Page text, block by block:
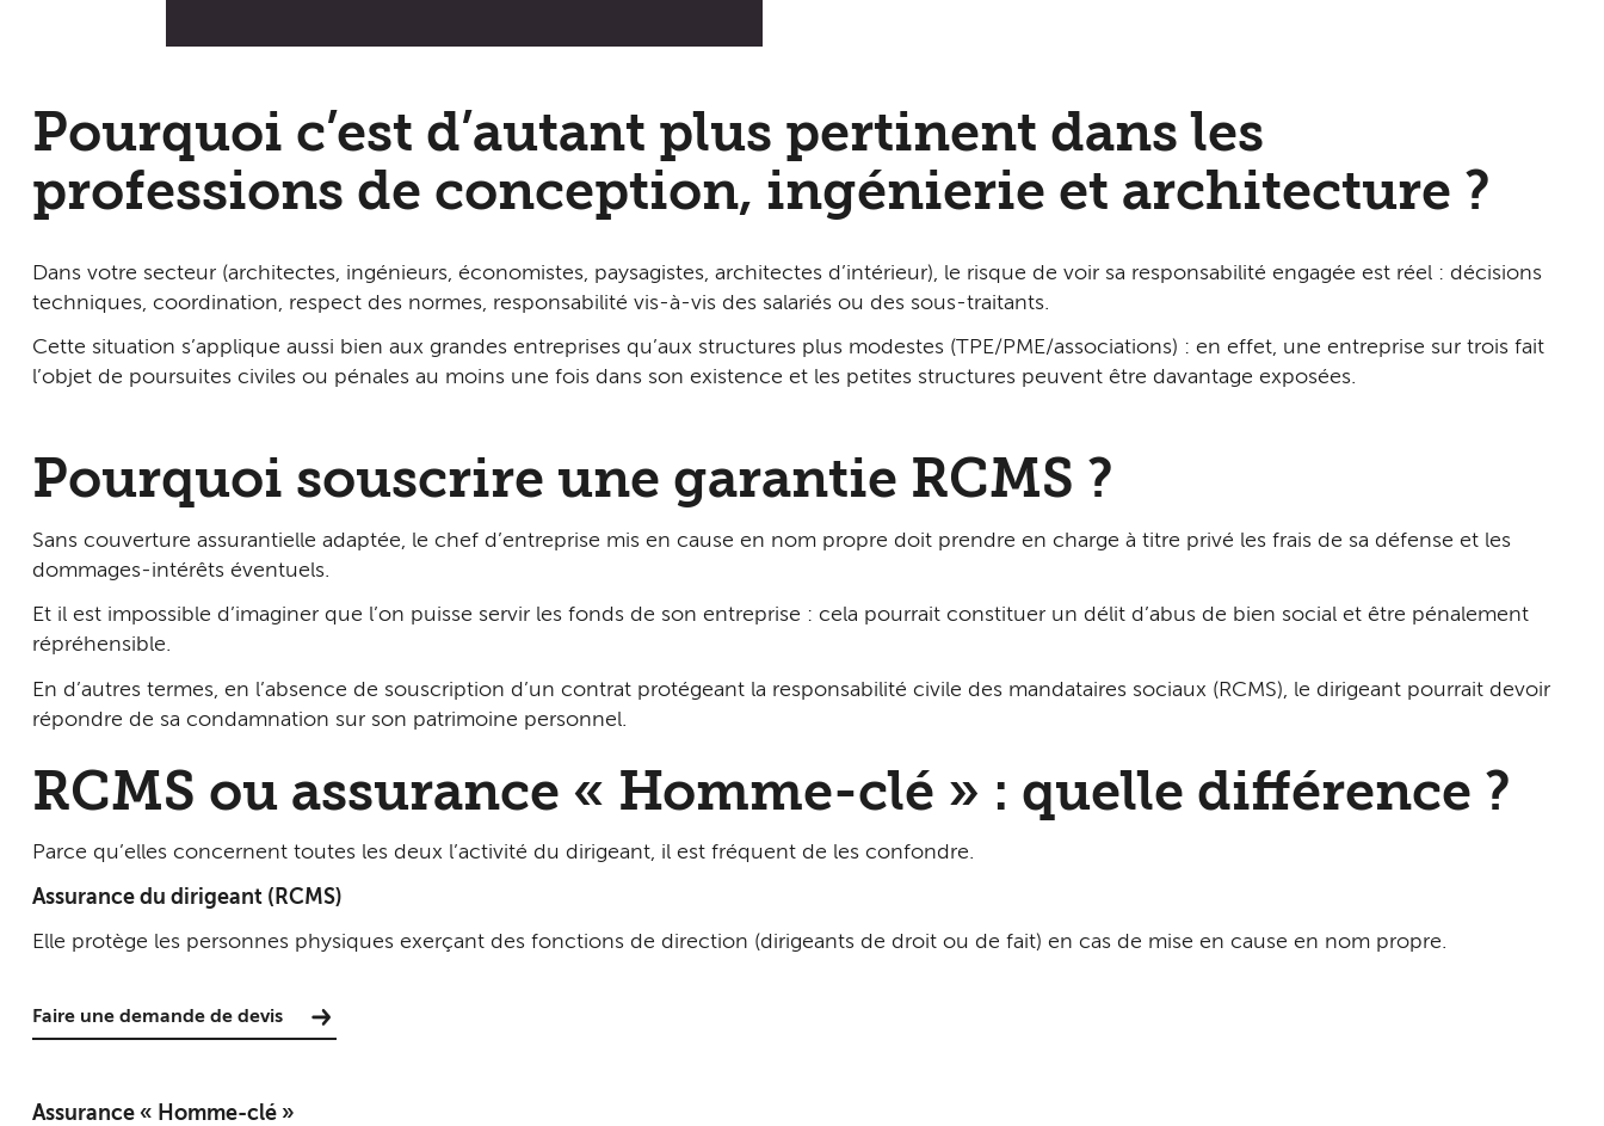
Pourquoi c’est d’autant plus pertinent dans les
professions de conception, ingénierie et architecture ?
Dans votre secteur (architectes, ingénieurs, économistes, paysagistes, architectes d’intérieur), le risque de voir sa responsabilité engagée est réel : décisions
techniques, coordination, respect des normes, responsabilité vis-à-vis des salariés ou des sous-traitants.
Cette situation s’applique aussi bien aux grandes entreprises qu’aux structures plus modestes (TPE/PME/associations) : en effet, une entreprise sur trois fait
l’objet de poursuites civiles ou pénales au moins une fois dans son existence et les petites structures peuvent être davantage exposées.
Pourquoi souscrire une garantie RCMS ?
Sans couverture assurantielle adaptée, le chef d’entreprise mis en cause en nom propre doit prendre en charge à titre privé les frais de sa défense et les
dommages-intérêts éventuels.
Et il est impossible d’imaginer que l’on puisse servir les fonds de son entreprise : cela pourrait constituer un délit d’abus de bien social et être pénalement
répréhensible.
En d’autres termes, en l’absence de souscription d’un contrat protégeant la responsabilité civile des mandataires sociaux (RCMS), le dirigeant pourrait devoir
répondre de sa condamnation sur son patrimoine personnel.
RCMS ou assurance « Homme-clé » : quelle différence ?
Parce qu’elles concernent toutes les deux l’activité du dirigeant, il est fréquent de les confondre.
Assurance du dirigeant (RCMS)
Elle protège les personnes physiques exerçant des fonctions de direction (dirigeants de droit ou de fait) en cas de mise en cause en nom propre.
Faire une demande de devis
Assurance « Homme-clé »